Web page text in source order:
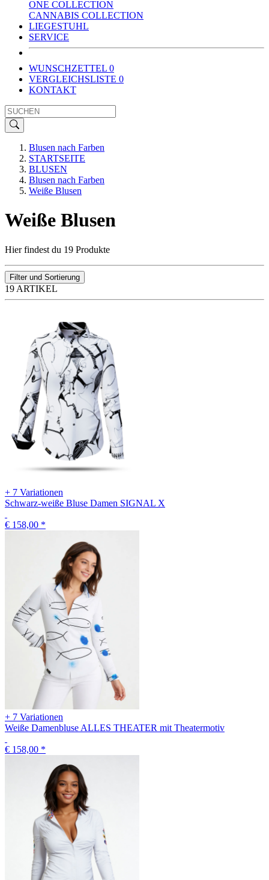
ONE COLLECTION
CANNABIS COLLECTION
LIEGESTUHL
SERVICE
WUNSCHZETTEL 0
VERGLEICHSLISTE 0
KONTAKT
Blusen nach Farben
STARTSEITE
BLUSEN
Blusen nach Farben
Weiße Blusen
Weiße Blusen
Hier findest du 19 Produkte
Filter und Sortierung
19 ARTIKEL
+ 7 Variationen
Schwarz-weiße Bluse Damen SIGNAL X
€ 158,00 *
+ 7 Variationen
Weiße Damenbluse ALLES THEATER mit Theatermotiv
€ 158,00 *